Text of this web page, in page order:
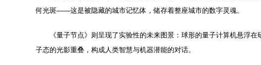
何光斑——这是被隐藏的城市记忆体，储存着整座城市的数字灵魂。
《量子节点》则呈现了实验性的未来图景：球形的量子计算机悬浮
子态的光影重叠，构成人类智慧与机器潜能的对话。